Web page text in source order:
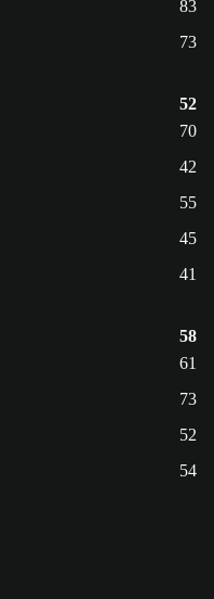
83
73
52
70
42
55
45
41
58
61
73
52
54